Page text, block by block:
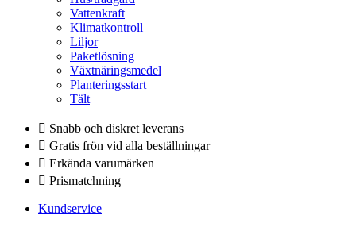
Vattenkraft
Klimatkontroll
Liljor
Paketlösning
Växtnäringsmedel
Planteringsstart
Tält
Snabb och diskret leverans
Gratis frön vid alla beställningar
Erkända varumärken
Prismatchning
Kundservice